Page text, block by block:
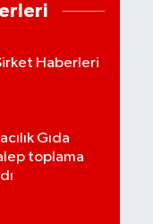
Haberleri
Gıda
toplama